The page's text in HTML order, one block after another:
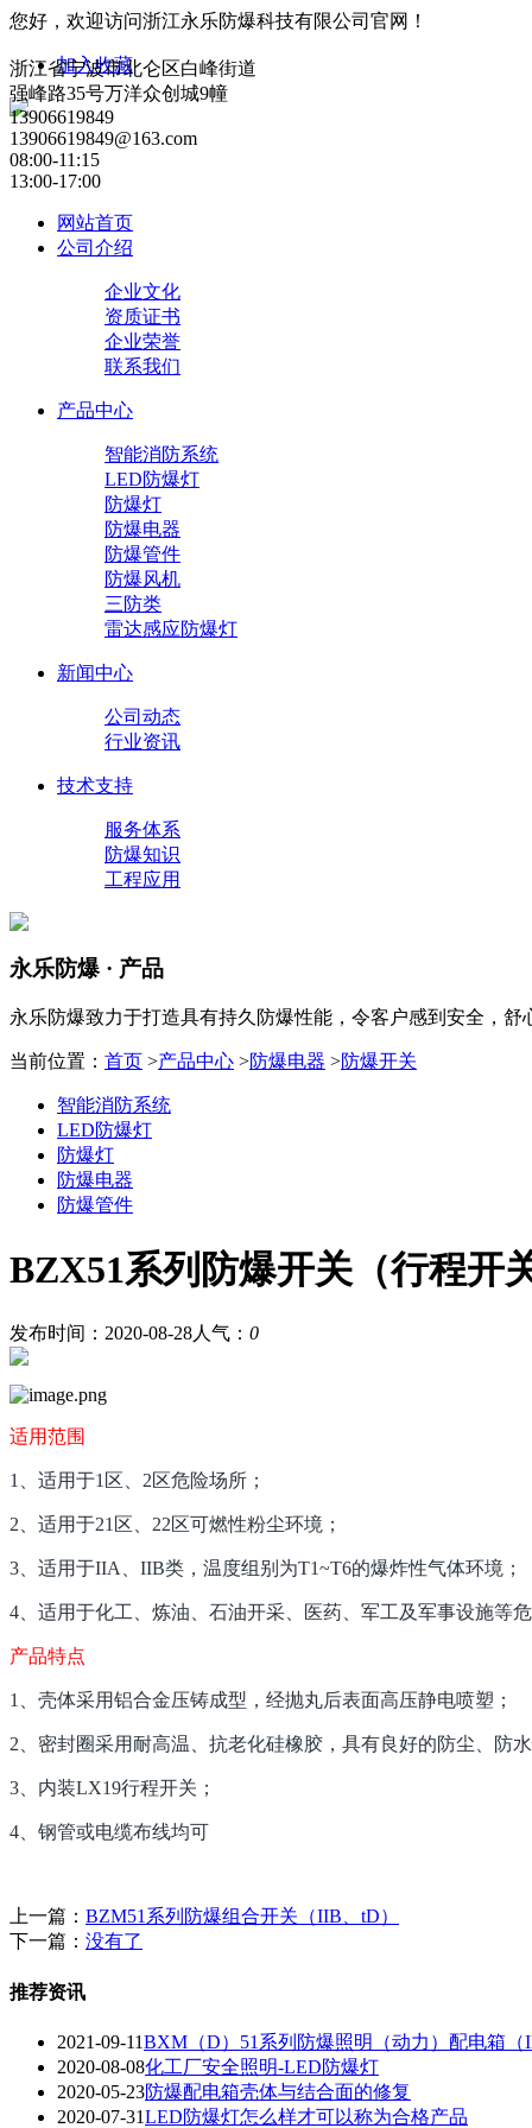
您好，欢迎访问浙江永乐防爆科技有限公司官网！
加入收藏
浙江省宁波市北仑区白峰街道
强峰路35号万洋众创城9幢
13906619849
13906619849@163.com
08:00-11:15
13:00-17:00
网站首页
公司介绍
企业文化
资质证书
企业荣誉
联系我们
产品中心
智能消防系统
LED防爆灯
防爆灯
防爆电器
防爆管件
防爆风机
三防类
雷达感应防爆灯
新闻中心
公司动态
行业资讯
技术支持
服务体系
防爆知识
工程应用
永乐防爆 · 产品
永乐防爆致力于打造具有持久防爆性能，令客户感到安全，舒
当前位置： 首页 >产品中心 >防爆电器 >防爆开关
智能消防系统
LED防爆灯
防爆灯
防爆电器
防爆管件
BZX51系列防爆开关（行程开
发布时间：2020-08-28人气： 0
适用范围
1、适用于1区、2区危险场所；
2、适用于21区、22区可燃性粉尘环境；
3、适用于IIA、IIB类，温度组别为T1~T6的爆炸性气体环境；
4、适用于化工、炼油、石油开采、医药、军工及军事设施等危
产品特点
1、壳体采用铝合金压铸成型，经抛丸后表面高压静电喷塑；
2、密封圈采用耐高温、抗老化硅橡胶，具有良好的防尘、防水
3、内装LX19行程开关；
4、钢管或电缆布线均可
上一篇： BZM51系列防爆组合开关（IIB、tD）
下一篇： 没有了
推荐资讯
2021-09-11BXM（D）51系列防爆照明（动力）配电箱（
2020-08-08化工厂安全照明-LED防爆灯
2020-05-23防爆配电箱壳体与结合面的修复
2020-07-31LED防爆灯怎么样才可以称为合格产品